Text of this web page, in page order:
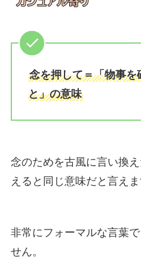
念を押して＝「物事を
と」の意味
念のためを古風に言い換
えると同じ意味だと言えま
非常にフォーマルな言葉
せん。